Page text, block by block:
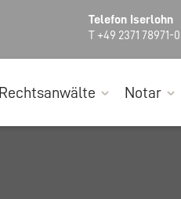
Telefon Iserlohn
T +49 2371 78971-0
Rechtsanwälte Notar